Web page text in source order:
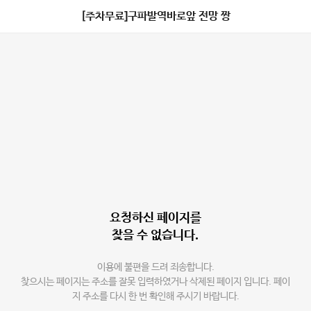
[주차무료]구파발역바로앞 전망 짱
요청하신 페이지를
찾을 수 없습니다.
이용에 불편을 드려 죄송합니다.
찾으시는 페이지는 주소를 잘못 입력하였거나 삭제된 페이지 입니다. 페이
지 주소를 다시 한 번 확인해 주시기 바랍니다.